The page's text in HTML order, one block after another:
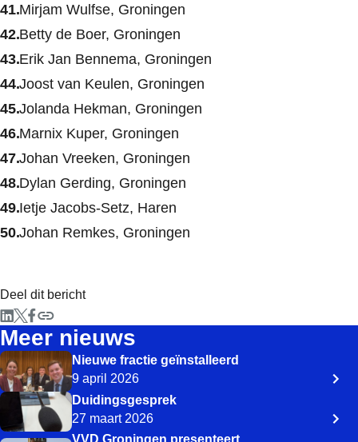
Mirjam Wulfse, Groningen
Betty de Boer, Groningen
Erik Jan Bennema, Groningen
Joost van Keulen, Groningen
Jolanda Hekman, Groningen
Marnix Kuper, Groningen
Johan Vreeken, Groningen
Dylan Gerding, Groningen
Ietje Jacobs-Setz, Haren
Johan Remkes, Groningen
Deel dit bericht
Meer nieuws
Nieuwe fractie geïnstalleerd
9 april 2026
Duidingsgesprek
27 maart 2026